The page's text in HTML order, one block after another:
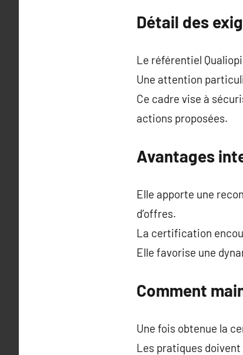
Détail des
Le référentiel
Une attention
Ce cadre vise à
actions proposées.
Avantages
Elle apporte une
d’offres.
La certification
Elle favorise une
Comment
Une fois obtenue la
Les pratiques